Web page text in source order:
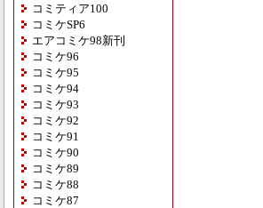
コミティア100
コミケSP6
エアコミケ98新刊
コミケ96
コミケ95
コミケ94
コミケ93
コミケ92
コミケ91
コミケ90
コミケ89
コミケ88
コミケ87